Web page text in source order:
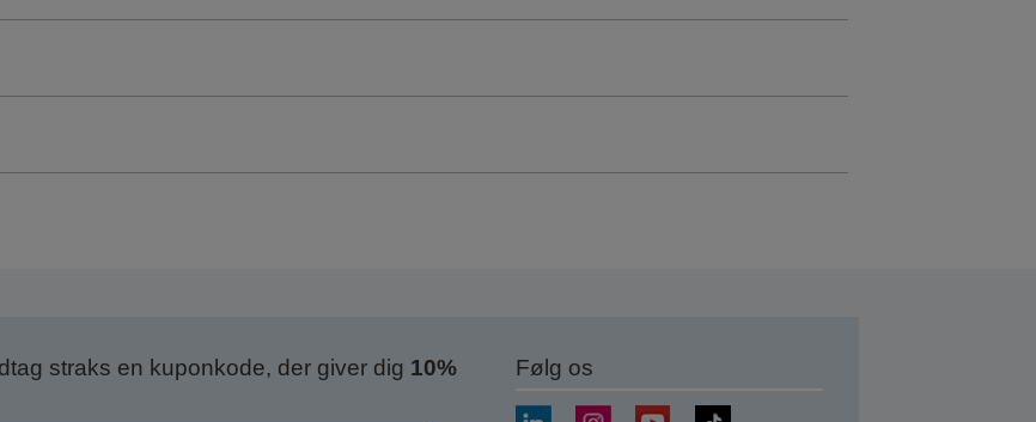
straks en kuponkode, der giver dig 10%
Følg os